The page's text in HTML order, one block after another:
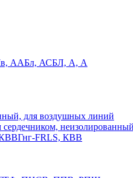
ААБл, АСБЛ, А, А
для воздушных линий
FRLS, КВВ